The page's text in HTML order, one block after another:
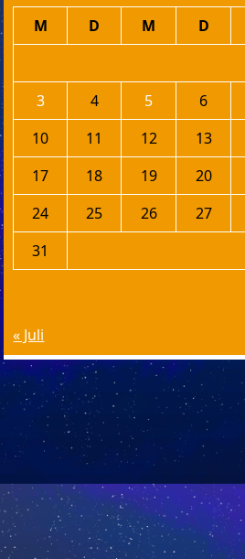
M D M D
3
4 5 6
10
11 12 13
17
18 19 20
24
25 26 27
31
« Juli